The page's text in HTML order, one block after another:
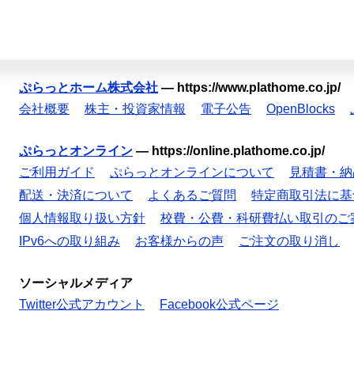
ぷらっとホーム株式会社 — https://www.plathome.co.jp/
会社概要
株主・投資家情報 電子公告 OpenBlocks
ぷらっとオンライン — https://online.plathome.co.jp/
ご利用ガイド
ぷらっとオンラインについて
見積書・
配送・決済について
よくあるご質問
特定商取引法に
個人情報取り扱い方針
校費・公費・科研費払い取引のご
IPv6への取り組み
お客様からの声 ご注文の取り消し
ソーシャルメディア
Twitter公式アカウント
Facebook公式ページ